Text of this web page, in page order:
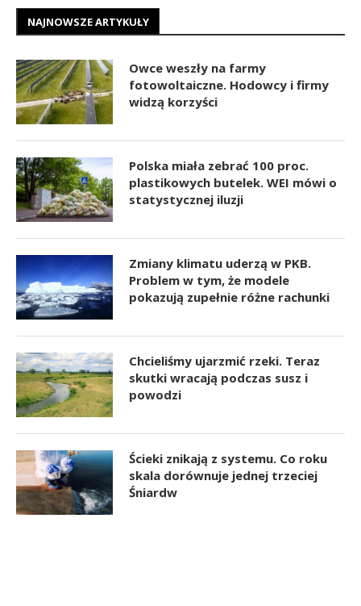
NAJNOWSZE ARTYKUŁY
Owce weszły na farmy
fotowoltaiczne. Hodowcy i firmy
widzą korzyści
Polska miała zebrać 100 proc.
plastikowych butelek. WEI mówi o
statystycznej iluzji
Zmiany klimatu uderzą w PKB.
Problem w tym, że modele
pokazują zupełnie różne rachunki
Chcieliśmy ujarzmić rzeki. Teraz
skutki wracają podczas susz i
powodzi
Ścieki znikają z systemu. Co roku
skala dorównuje jednej trzeciej
Śniardw